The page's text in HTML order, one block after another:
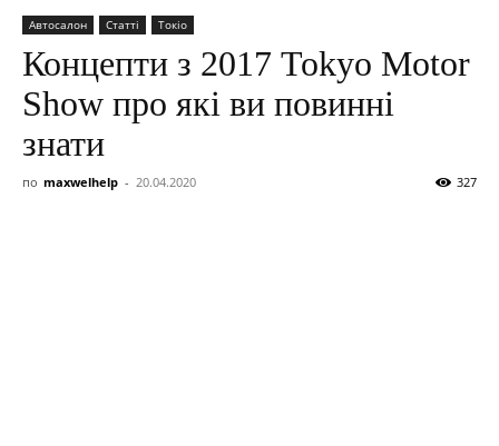
Автосалон Статті Токіо
Концепти з 2017 Tokyo Motor
Show про які ви повинні
знати
по maxwelhelp - 20.04.2020 327